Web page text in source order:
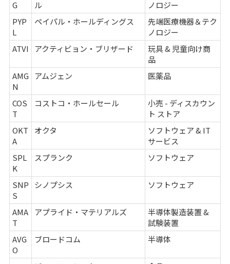
G
ル
ノロジー
PYP
L
ペイパル・ホールディングス
先端医療機器＆テク
ノロジー
ATVI
アクティビョン・ブリザード
玩具 & 児童向け商
品
AMG
N
アムジェン 医薬品
COS
T
コストコ・ホールセール
小売 - ディスカウン
ト ストア
OKT
A
オクタ
ソフトウェア & IT
サービス
SPL
K
スプランク ソフトウェア
SNP
S
シノプシス ソフトウェア
AMA
T
アプライド・マテリアルズ
半導体製造装置 &
試験装置
AVG
O
ブロードコム 半導体